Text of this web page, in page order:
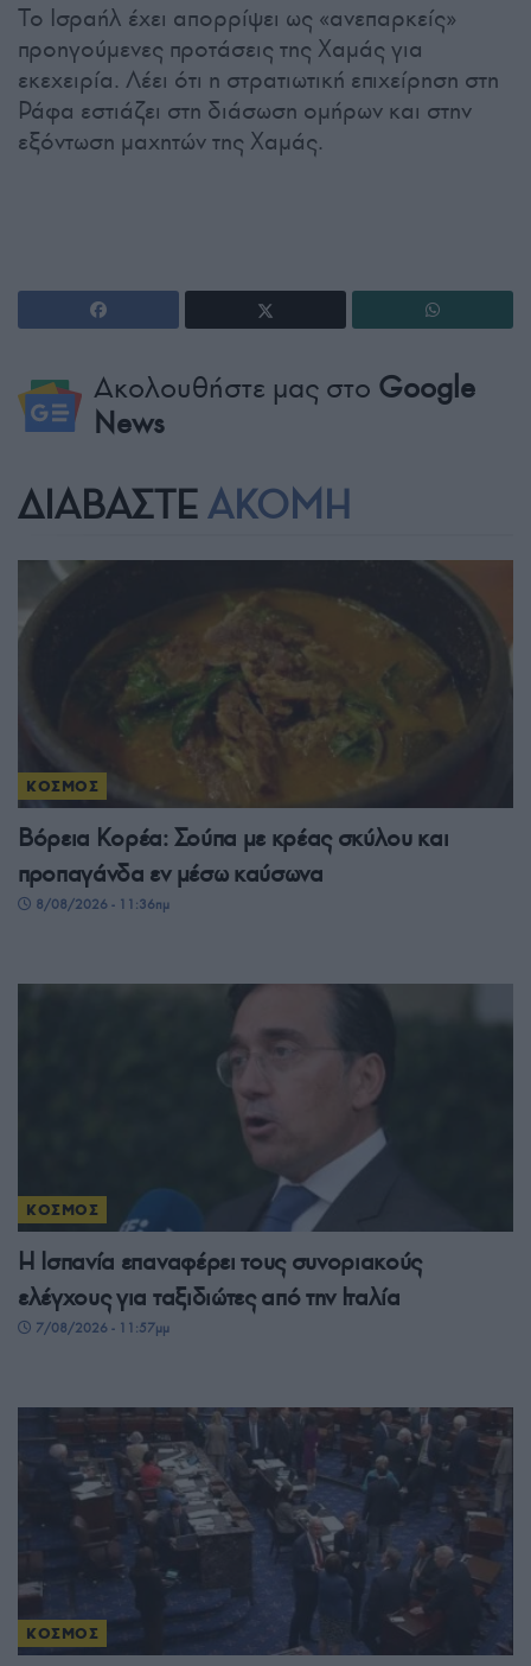
Το Ισραήλ έχει απορρίψει ως «ανεπαρκείς»
προηγούμενες προτάσεις της Χαμάς για
εκεχειρία. Λέει ότι η στρατιωτική επιχείρηση στη
Ράφα εστιάζει στη διάσωση ομήρων και στην
εξόντωση μαχητών της Χαμάς.
Ακολουθήστε μας στο Google
News
ΔΙΑΒΑΣΤΕ ΑΚΟΜΗ
ΚΟΣΜΟΣ
Βόρεια Κορέα: Σούπα με κρέας σκύλου και
προπαγάνδα εν μέσω καύσωνα
8/08/2026 - 11:36πμ
ΚΟΣΜΟΣ
Η Ισπανία επαναφέρει τους συνοριακούς
ελέγχους για ταξιδιώτες από την Ιταλία
7/08/2026 - 11:57μμ
ΚΟΣΜΟΣ